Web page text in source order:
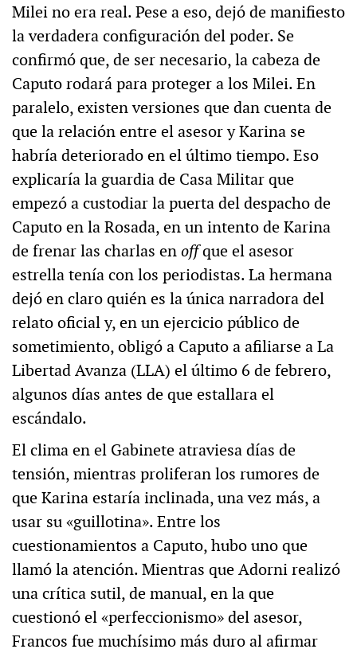
Milei no era real. Pese a eso, dejó de manifiesto
la verdadera configuración del poder. Se
confirmó que, de ser necesario, la cabeza de
Caputo rodará para proteger a los Milei. En
paralelo, existen versiones que dan cuenta de
que la relación entre el asesor y Karina se
habría deteriorado en el último tiempo. Eso
explicaría la guardia de Casa Militar que
empezó a custodiar la puerta del despacho de
Caputo en la Rosada, en un intento de Karina
de frenar las charlas enoffque el asesor
estrella tenía con los periodistas. La hermana
dejó en claro quién es la única narradora del
relato oficial y, en un ejercicio público de
sometimiento, obligó a Caputo a afiliarse a La
Libertad Avanza (LLA) el último 6 de febrero,
algunos días antes de que estallara el
escándalo.
El clima en el Gabinete atraviesa días de
tensión, mientras proliferan los rumores de
que Karina estaría inclinada, una vez más, a
usar su «guillotina». Entre los
cuestionamientos a Caputo, hubo uno que
llamó la atención. Mientras que Adorni realizó
una crítica sutil, de manual, en la que
cuestionó el «perfeccionismo» del asesor,
Francos fue muchísimo más duro al afirmar